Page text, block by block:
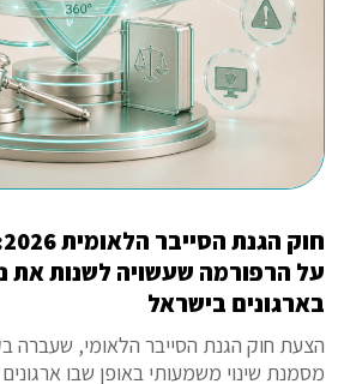
על הרפורמה שעשויה לשנות את
בארגונים בישראל
הצעת חוק הגנת הסייבר הלאומי, שעברה
מסמנת שינוי משמעותי באופן שבו